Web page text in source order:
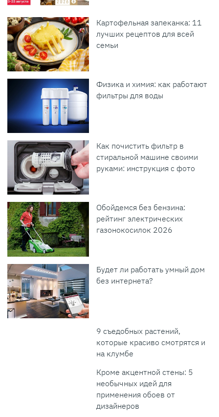
Картофельная запеканка: 11
лучших рецептов для всей
семьи
Физика и химия: как работают
фильтры для воды
Как почистить фильтр в
стиральной машине своими
руками: инструкция с фото
Обойдемся без бензина:
рейтинг электрических
газонокосилок 2026
Будет ли работать умный дом
без интернета?
9 съедобных растений,
которые красиво смотрятся и
на клумбе
Кроме акцентной стены: 5
необычных идей для
применения обоев от
дизайнеров